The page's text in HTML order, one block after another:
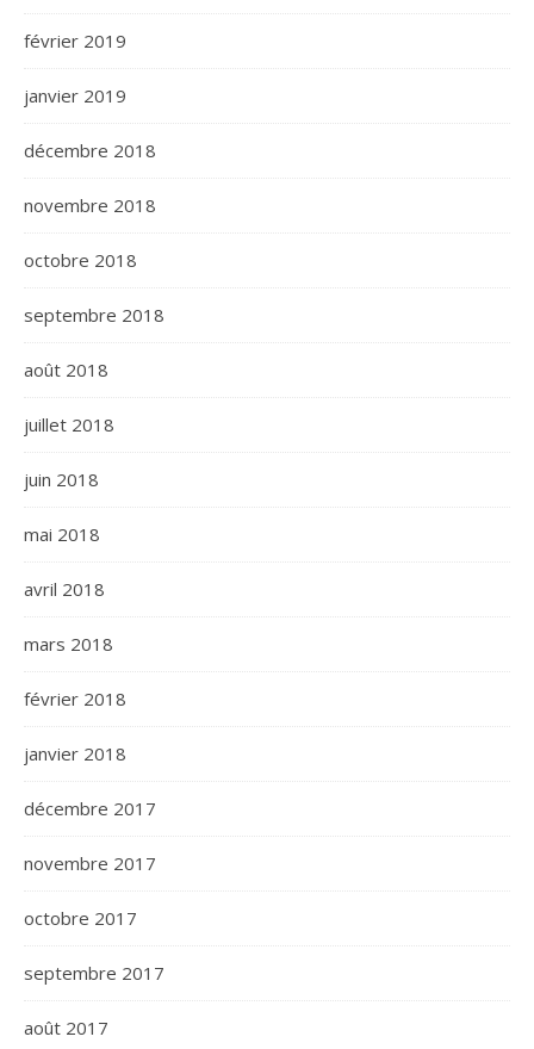
février 2019
janvier 2019
décembre 2018
novembre 2018
octobre 2018
septembre 2018
août 2018
juillet 2018
juin 2018
mai 2018
avril 2018
mars 2018
février 2018
janvier 2018
décembre 2017
novembre 2017
octobre 2017
septembre 2017
août 2017